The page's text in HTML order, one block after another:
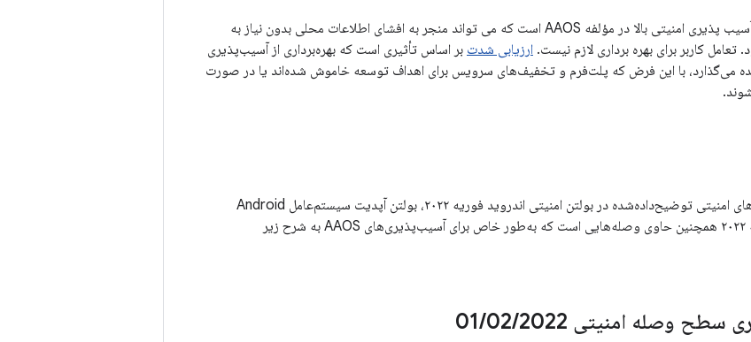
شدیدترین این مشکلات یک آسیب پذیری امنیتی بالا در مؤلفه AAOS است که می تواند منجر به افشای اطلاعات محلی بدون نیاز به
کاربر برای بهره برداری لازم نیست. ارزیابی شدت بر اساس تأثیری است که بهره‌برداری از آسیب‌پذیری
می‌گذارد، با این فرض که پلت‌فرم و تخفیف‌های سرویس برای اهداف توسعه خاموش شده‌اند یا در صورت
علاوه بر آسیب‌پذیری‌های امنیتی توضیح‌داده‌شده در بولتن امنیتی اندروید فوریه ۲۰۲۲، بولتن آپدیت سیستم‌عامل Android
Automotive فوریه ۲۰۲۲ همچنین حاوی وصله‌هایی است که به‌طور خاص برای آسیب‌پذیری‌های AAOS به شرح زیر
سطح وصله امنیتی 01 /02/2022